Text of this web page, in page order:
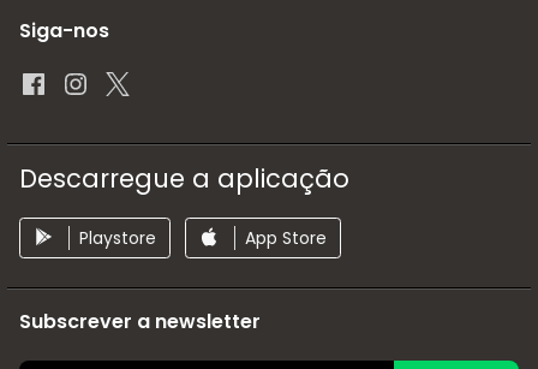
Siga-nos
Descarregue a aplicação
Playstore App Store
Subscrever a newsletter